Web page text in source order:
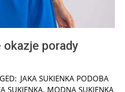
okazje porady
JAKA SUKIENKA PODOBA
SUKIENKA, MODNA SUKIENKA